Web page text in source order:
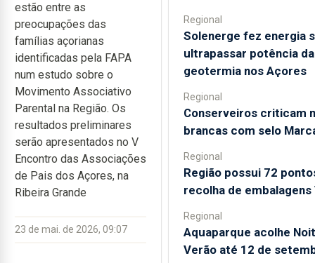
estão entre as
preocupações das
famílias açorianas
identificadas pela FAPA
num estudo sobre o
Movimento Associativo
Parental na Região. Os
resultados preliminares
serão apresentados no V
Encontro das Associações
de Pais dos Açores, na
Ribeira Grande
23 de mai. de 2026, 09:07
Regional
Solenerge fez energia
ultrapassar potência da
geotermia nos Açores
Regional
Conserveiros criticam
brancas com selo
Regional
Região possui 72
recolha de embalagens
Regional
Aquaparque acolhe
Verão até 12 de